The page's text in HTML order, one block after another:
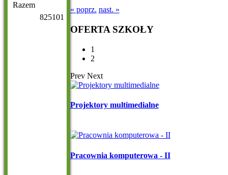
« poprz. nast. »
OFERTASZKOŁY
1
2
Prev Next
Projektory multimedialne
Pracownia komputerowa - II
Razem
825101